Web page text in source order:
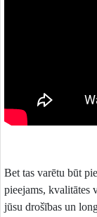
Bet tas varētu būt
pieejams, kvalitātes
jūsu drošības un